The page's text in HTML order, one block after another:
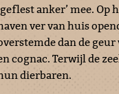
anker’ mee. Op
ver van huis
dan de
cognac. Terwijl de
dierbaren.